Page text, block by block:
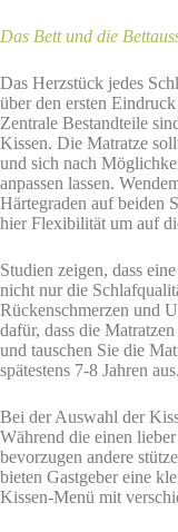
Das Bett und die
Das Herzstück jedes
über den ersten
Zentrale Bestandteile
Kissen. Die Matratze
und sich nach
anpassen lassen.
Härtegraden auf beiden
hier Flexibilität um auf
Studien zeigen, dass
nicht nur die
Rückenschmerzen und
dafür, dass die
und tauschen Sie die
spätestens 7-8 Jahren aus.
Bei der Auswahl der
Während die einen
bevorzugen andere
bieten Gastgeber eine
Kissen-Menü mit